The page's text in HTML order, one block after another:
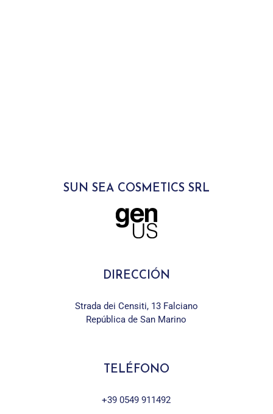
SUN SEA COSMETICS SRL
DIRECCIÓN
Strada dei Censiti, 13 Falciano
República de San Marino
TELÉFONO
+39 0549 911492